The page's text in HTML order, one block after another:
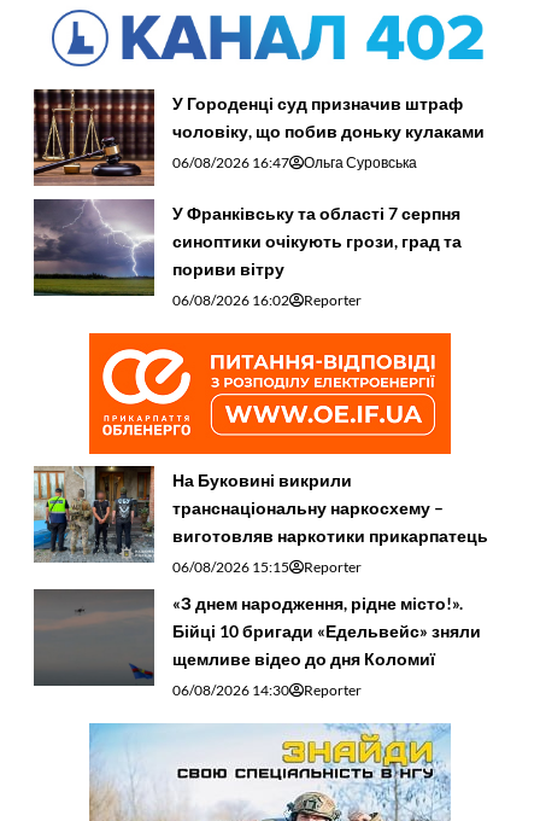
У Городенці суд призначив штраф
чоловіку, що побив доньку кулаками
06/08/2026 16:47 Ольга Суровська
У Франківську та області 7 серпня
синоптики очікують грози, град та
пориви вітру
06/08/2026 16:02 Reporter
На Буковині викрили
транснаціональну наркосхему –
виготовляв наркотики прикарпатець
06/08/2026 15:15 Reporter
«З днем народження, рідне місто!».
Бійці 10 бригади «Едельвейс» зняли
щемливе відео до дня Коломиї
06/08/2026 14:30 Reporter